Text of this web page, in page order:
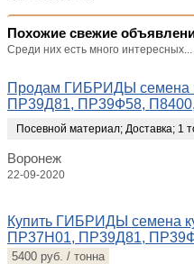
Похожие свежие
Среди них есть много интересных...
Продам ГИБРИДЫ семена
ПР39Д81, ПР39Ф58,
Посевной материал; Доставка; 1
Воронеж
22-09-2020
Купить ГИБРИДЫ семена
ПР37Н01, ПР39Д81,
5400 руб. / тонна